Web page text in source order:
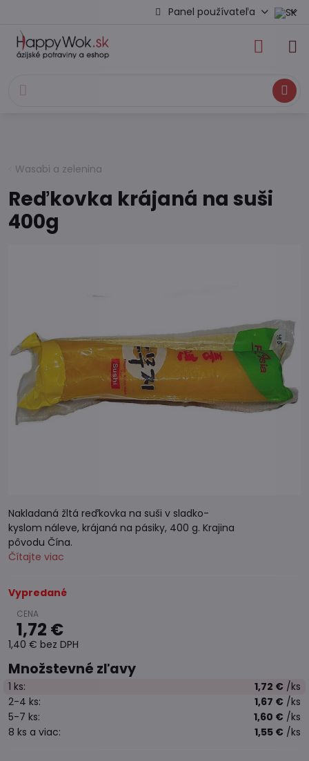
Panel používateľa
Hľadať
Wasabi a zelenina
Reďkovka krájaná na suši
400g
Nakladaná žltá reďkovka na suši v sladko-
kyslom náleve, krájaná na pásiky, 400 g. Krajina
pôvodu Čína.
Čítajte viac
Vypredané
1,72 €
1,40 € bez DPH
Množstevné zľavy
1 ks: 1,72 € /ks
2-4 ks: 1,67 € /ks
5-7 ks: 1,60 € /ks
8 ks a viac: 1,55 € /ks